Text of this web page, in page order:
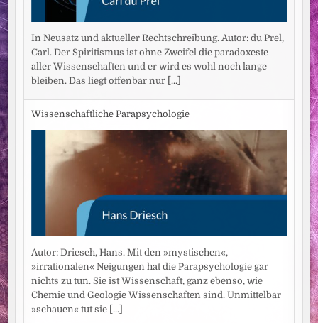
In Neusatz und aktueller Rechtschreibung. Autor: du Prel,
Carl. Der Spiritismus ist ohne Zweifel die paradoxeste
aller Wissenschaften und er wird es wohl noch lange
bleiben. Das liegt offenbar nur [...]
Wissenschaftliche Parapsychologie
Autor: Driesch, Hans. Mit den »mystischen«,
»irrationalen« Neigungen hat die Parapsychologie gar
nichts zu tun. Sie ist Wissenschaft, ganz ebenso, wie
Chemie und Geologie Wissenschaften sind. Unmittelbar
»schauen« tut sie [...]